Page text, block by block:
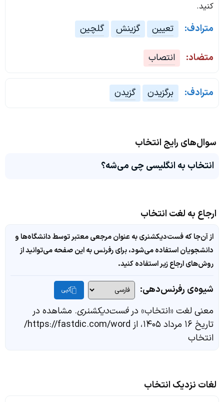
کنید.
مترادف: تعیین گزینش گلچین
متضاد: انتصاب
مترادف: برگزیدن گزیدن
سوال‌های رایج انتخاب
انتخاب به انگلیسی چی می‌شه؟
ارجاع به لغت انتخاب
از آن‌جا که فست‌دیکشنری به عنوان مرجعی معتبر توسط دانشگاه‌ها و
دانشجویان استفاده می‌شود، برای رفرنس به این صفحه می‌توانید از
روش‌های ارجاع زیر استفاده کنید.
شیوه‌ی رفرنس‌دهی: کپی
معنی لغت «انتخاب» درفست‌دیکشنری. مشاهده در
تاریخ ۱۶ مرداد ۱۴۰۵، از https://fastdic.com/word/
انتخاب
لغات نزدیک انتخاب